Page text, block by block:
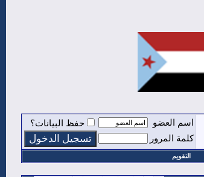
اسم العضو
حفظ البيانات؟
كلمة المرور
التقويم